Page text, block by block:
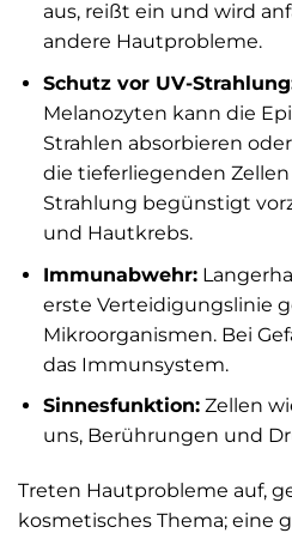
aus, reißt ein und wird
andere Hautprobleme.
Schutz vor UV-
Melanozyten kann die
Strahlen absorbieren
die tieferliegenden
Strahlung begünstigt
und Hautkrebs.
Immunabwehr:
erste Verteidigungslinie
Mikroorganismen. Bei
das Immunsystem.
Sinnesfunktion:Zellen
uns, Berührungen und
Treten Hautprobleme auf,
kosmetisches Thema; eine